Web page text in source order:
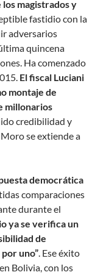
magistrados y
fastidio con la
adversarios
quincena
Ha comenzado
El fiscal Luciani
montaje de
millonarios
credibilidad y
se extiende a
democrática
comparaciones
durante el
ya se verifica un
de
uno”. Ese éxito
Bolivia, con los